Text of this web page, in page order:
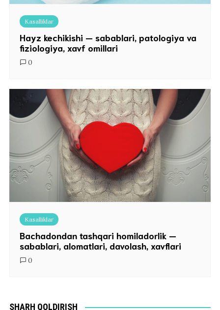
Kasalliklar
Hayz kechikishi — sabablari, patologiya va
fiziologiya, xavf omillari
0
Kasalliklar
Bachadondan tashqari homiladorlik —
sabablari, alomatlari, davolash, xavflari
0
SHARH QOLDIRISH